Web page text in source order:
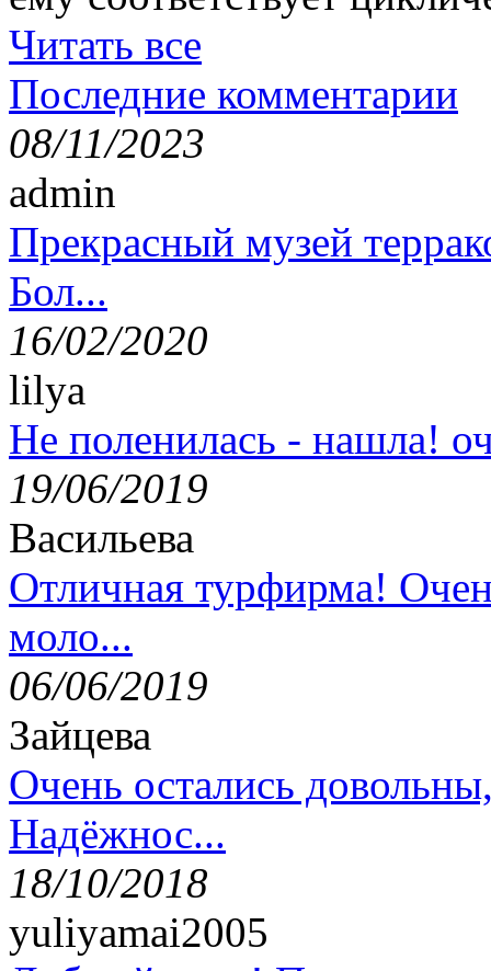
Читать все
Последние комментарии
08/11/2023
admin
Прекрасный музей
Бол...
16/02/2020
lilya
Не поленилась - нашла!
19/06/2019
Васильева
Отличная турфирма!
моло...
06/06/2019
Зайцева
Очень остались
Надёжнос...
18/10/2018
yuliyamai2005